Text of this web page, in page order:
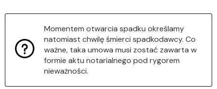
Momentem otwarcia spadku określamy
natomiast chwilę śmierci spadkodawcy. Co
ważne, taka umowa musi zostać zawarta w
formie aktu notarialnego pod rygorem
nieważności.